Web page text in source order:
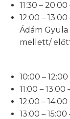
11:30 –
12:00 –
Ádám
mellett/
10:00 –
11:00 –
12:00 –
13:00 –